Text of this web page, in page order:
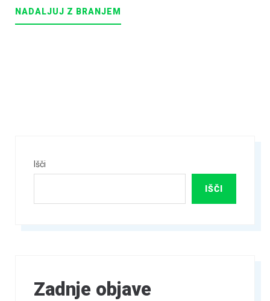
NADALJUJ Z BRANJEM
EXITING
Išči
IŠČI
Zadnje objave